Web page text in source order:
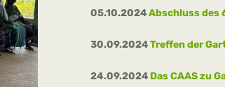
05.10.2024Abschluss des
30.09.2024Treffen der
24.09.2024 Das CAAS zu